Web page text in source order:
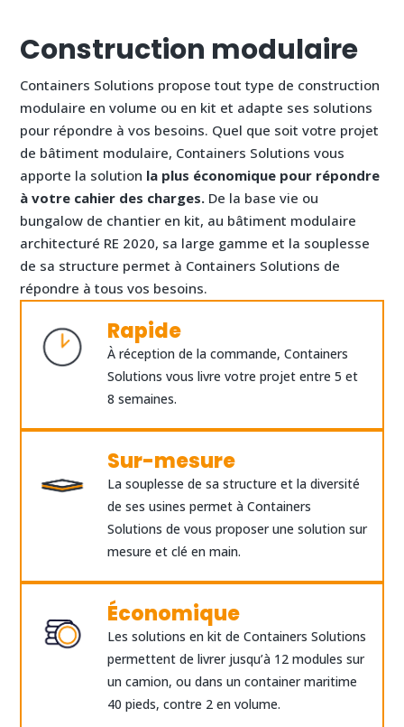
Construction modulaire
Containers Solutions propose tout type de construction
modulaire en volume ou en kit et adapte ses solutions
pour répondre à vos besoins. Quel que soit votre projet
de bâtiment modulaire, Containers Solutions vous
apporte la solution la plus économique pour répondre
à votre cahier des charges. De la base vie ou
bungalow de chantier en kit, au bâtiment modulaire
architecturé RE 2020, sa large gamme et la souplesse
de sa structure permet à Containers Solutions de
répondre à tous vos besoins.
Rapide
À réception de la commande, Containers
Solutions vous livre votre projet entre 5 et
8 semaines.
Sur-mesure
La souplesse de sa structure et la diversité
de ses usines permet à Containers
Solutions de vous proposer une solution sur
mesure et clé en main.
Économique
Les solutions en kit de Containers Solutions
permettent de livrer jusqu’à 12 modules sur
un camion, ou dans un container maritime
40 pieds, contre 2 en volume.